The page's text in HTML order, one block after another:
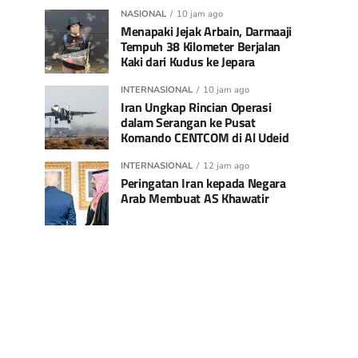
NASIONAL 10 jam ago
Menapaki Jejak Arbain, Darmaaji
Tempuh 38 Kilometer Berjalan
Kaki dari Kudus ke Jepara
INTERNASIONAL 10 jam ago
Iran Ungkap Rincian Operasi
dalam Serangan ke Pusat
Komando CENTCOM di Al Udeid
INTERNASIONAL 12 jam ago
Peringatan Iran kepada Negara
Arab Membuat AS Khawatir